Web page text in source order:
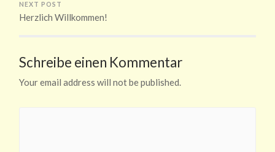
NEXT POST
Herzlich Willkommen!
Schreibe einen Kommentar
Your email address will not be published.